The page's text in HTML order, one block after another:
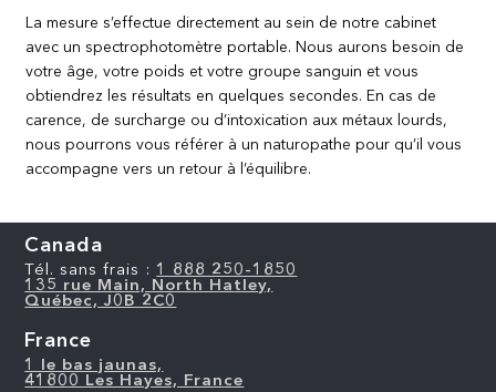
La mesure s’effectue directement au sein de notre cabinet
avec un spectrophotomètre portable. Nous aurons besoin de
votre âge, votre poids et votre groupe sanguin et vous
obtiendrez les résultats en quelques secondes. En cas de
carence, de surcharge ou d’intoxication aux métaux lourds,
nous pourrons vous référer à un naturopathe pour qu’il vous
accompagne vers un retour à l’équilibre.
Canada
Tél. sans frais : 1 888 250-1850
135 rue Main, North Hatley,
Québec, J0B 2C0
France
1 le bas jaunas,
41800 Les Hayes, France